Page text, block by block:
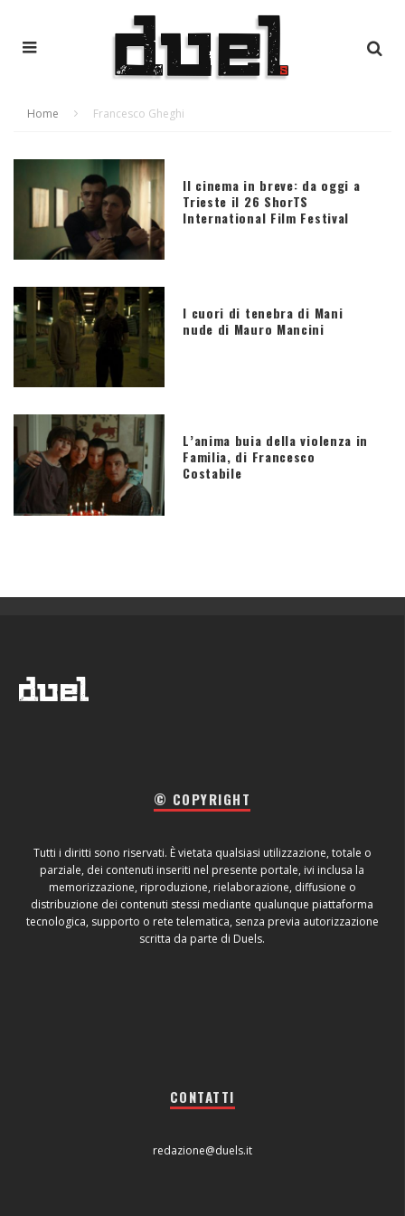
Home Francesco Gheghi
Il cinema in breve: da oggi a
Trieste il 26 ShorTS
International Film Festival
I cuori di tenebra di Mani
nude di Mauro Mancini
L’anima buia della violenza in
Familia, di Francesco
Costabile
© COPYRIGHT
Tutti i diritti sono riservati. È vietata qualsiasi utilizzazione, totale o
parziale, dei contenuti inseriti nel presente portale, ivi inclusa la
memorizzazione, riproduzione, rielaborazione, diffusione o
distribuzione dei contenuti stessi mediante qualunque piattaforma
tecnologica, supporto o rete telematica, senza previa autorizzazione
scritta da parte di Duels.
CONTATTI
redazione@duels.it